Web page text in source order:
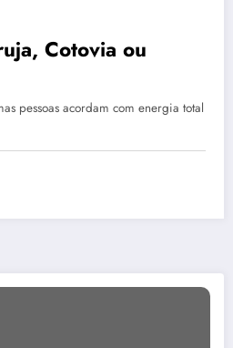
Cotovia ou
pessoas acordam com energia total